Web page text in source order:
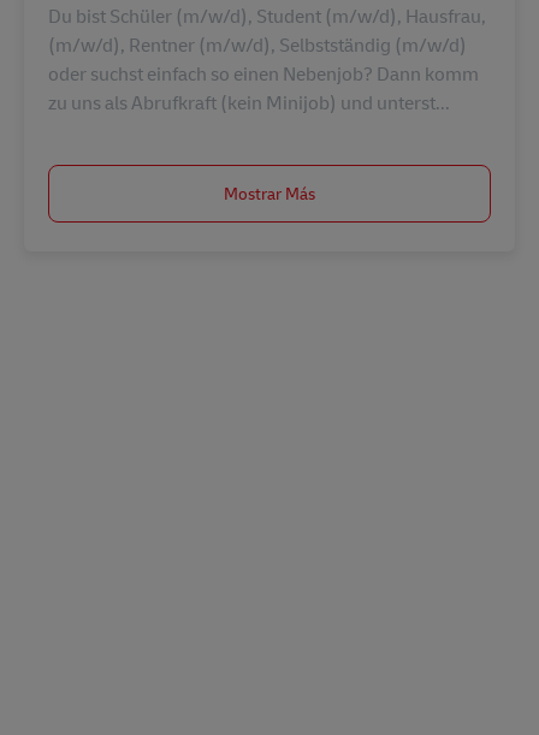
Du bist Schüler (m/w/d), Student (m/w/d), Hausfrau,
(m/w/d), Rentner (m/w/d), Selbstständig (m/w/d)
oder suchst einfach so einen Nebenjob? Dann komm
zu uns als Abrufkraft (kein Minijob) und unterst...
Mostrar Más